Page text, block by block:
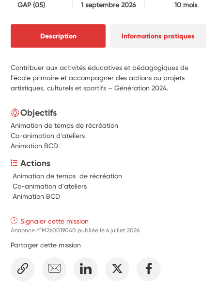
GAP(05) 1 septembre 2026 10 mois
Description Informations pratiques
Contribuer aux activités éducatives et pédagogiques de
l’école primaire et accompagner des actions ou projets
artistiques, culturels et sportifs – Génération 2024.
Objectifs
Animation de temps de récréation
Co-animation d'ateliers
Animation BCD
Actions
Animation de temps  de récréation
Co-animation d'ateliers
Animation BCD
Signaler cette mission
Annonce n°M260019040 publiée le6 juillet 2026
Partager cette mission